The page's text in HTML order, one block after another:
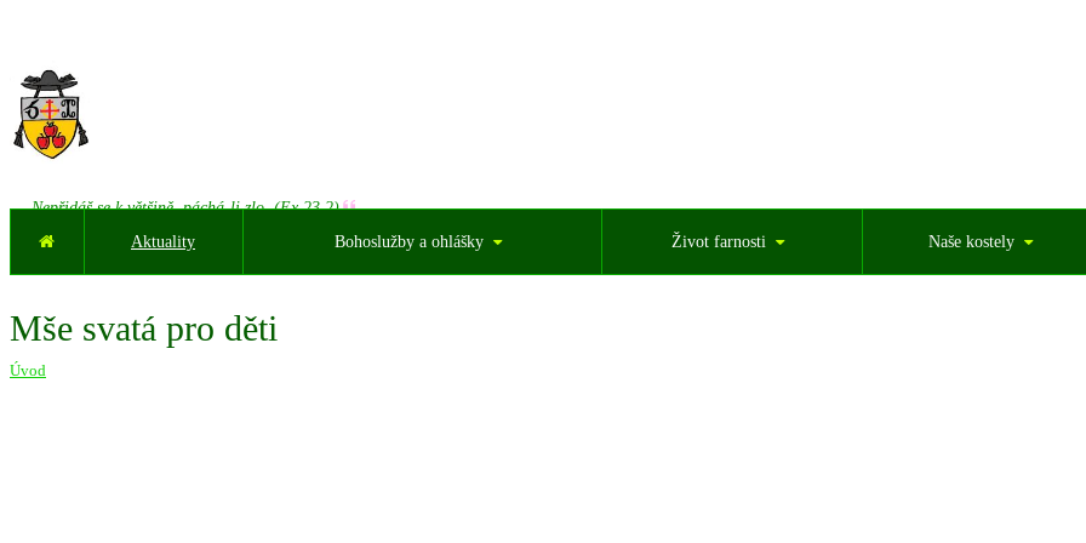
Nepřidáš se k většině, páchá-li zlo. (Ex 23,2)
Aktuality Bohoslužby a ohlášky Život farnosti Naše kostely
Mše svatá pro děti
Úvod